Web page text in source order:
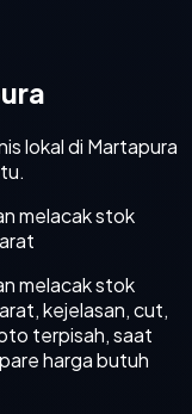
lokal di Martapura
melacak stok
melacak stok
kejelasan, cut,
terpisah, saat
harga butuh